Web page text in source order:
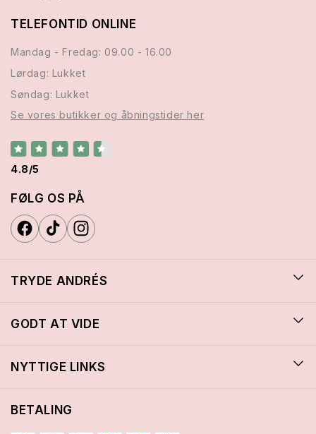
TELEFONTID ONLINE
Mandag - Fredag: 09.00 - 16.00
Lørdag: Lukket
Søndag: Lukket
Se vores butikker og åbningstider her
4.8/5
FØLG OS PÅ
TRYDE ANDRÉS
GODT AT VIDE
NYTTIGE LINKS
BETALING